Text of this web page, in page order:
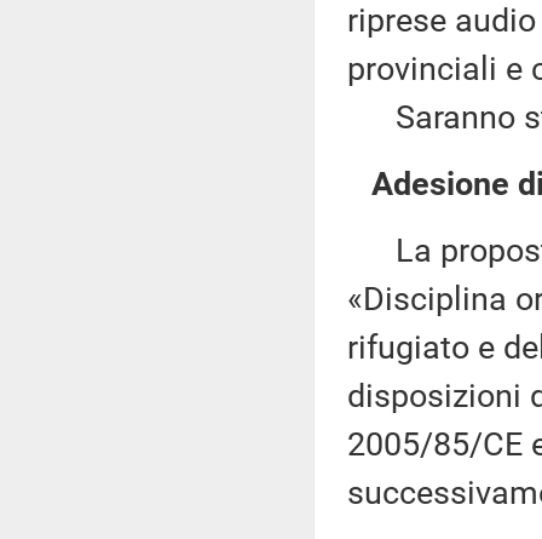
riprese
provinciali e
Saranno
Adesione
La
«Disciplina
rifugiato e
disposizioni
2005/85/CE